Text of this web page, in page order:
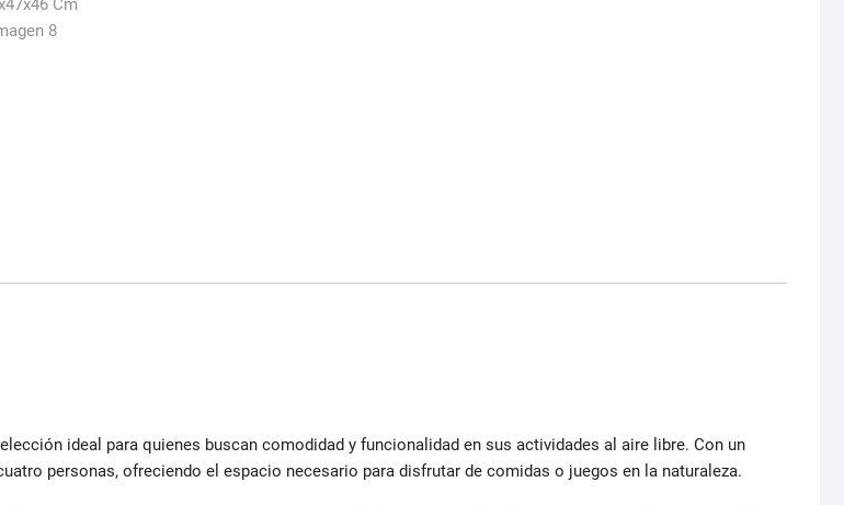
ideal para quienes buscan comodidad y funcionalidad en sus actividades al aire libre. Con un
personas, ofreciendo el espacio necesario para disfrutar de comidas o juegos en la naturaleza.